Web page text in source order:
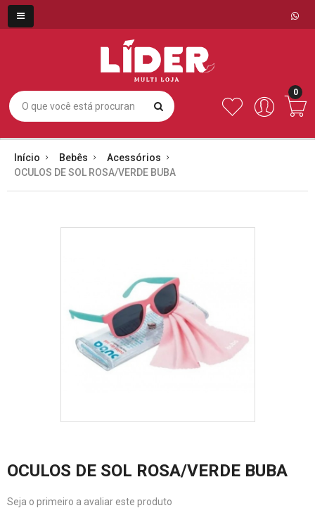
0
Início Bebês
Acessórios
OCULOS DE SOL ROSA/VERDE BUBA
OCULOS DE SOL ROSA/VERDE BUBA
Seja o primeiro a avaliar este produto